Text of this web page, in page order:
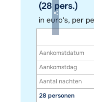
(28 pers.)
in euro's, per
Aankomstdatum
Aankomstdag
Aantal nachten
28 personen